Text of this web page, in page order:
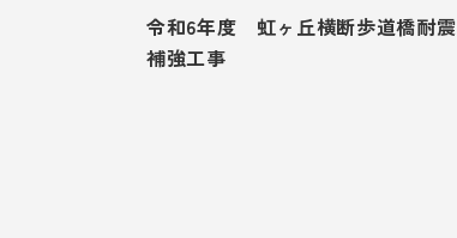
令和6年度 虹ヶ丘横断歩道橋耐震
補強工事